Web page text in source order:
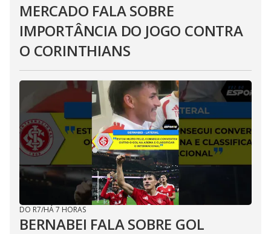
MERCADO FALA SOBRE
IMPORTÂNCIA DO JOGO CONTRA
O CORINTHIANS
DO R7/HÁ 7 HORAS
BERNABEI FALA SOBRE GOL